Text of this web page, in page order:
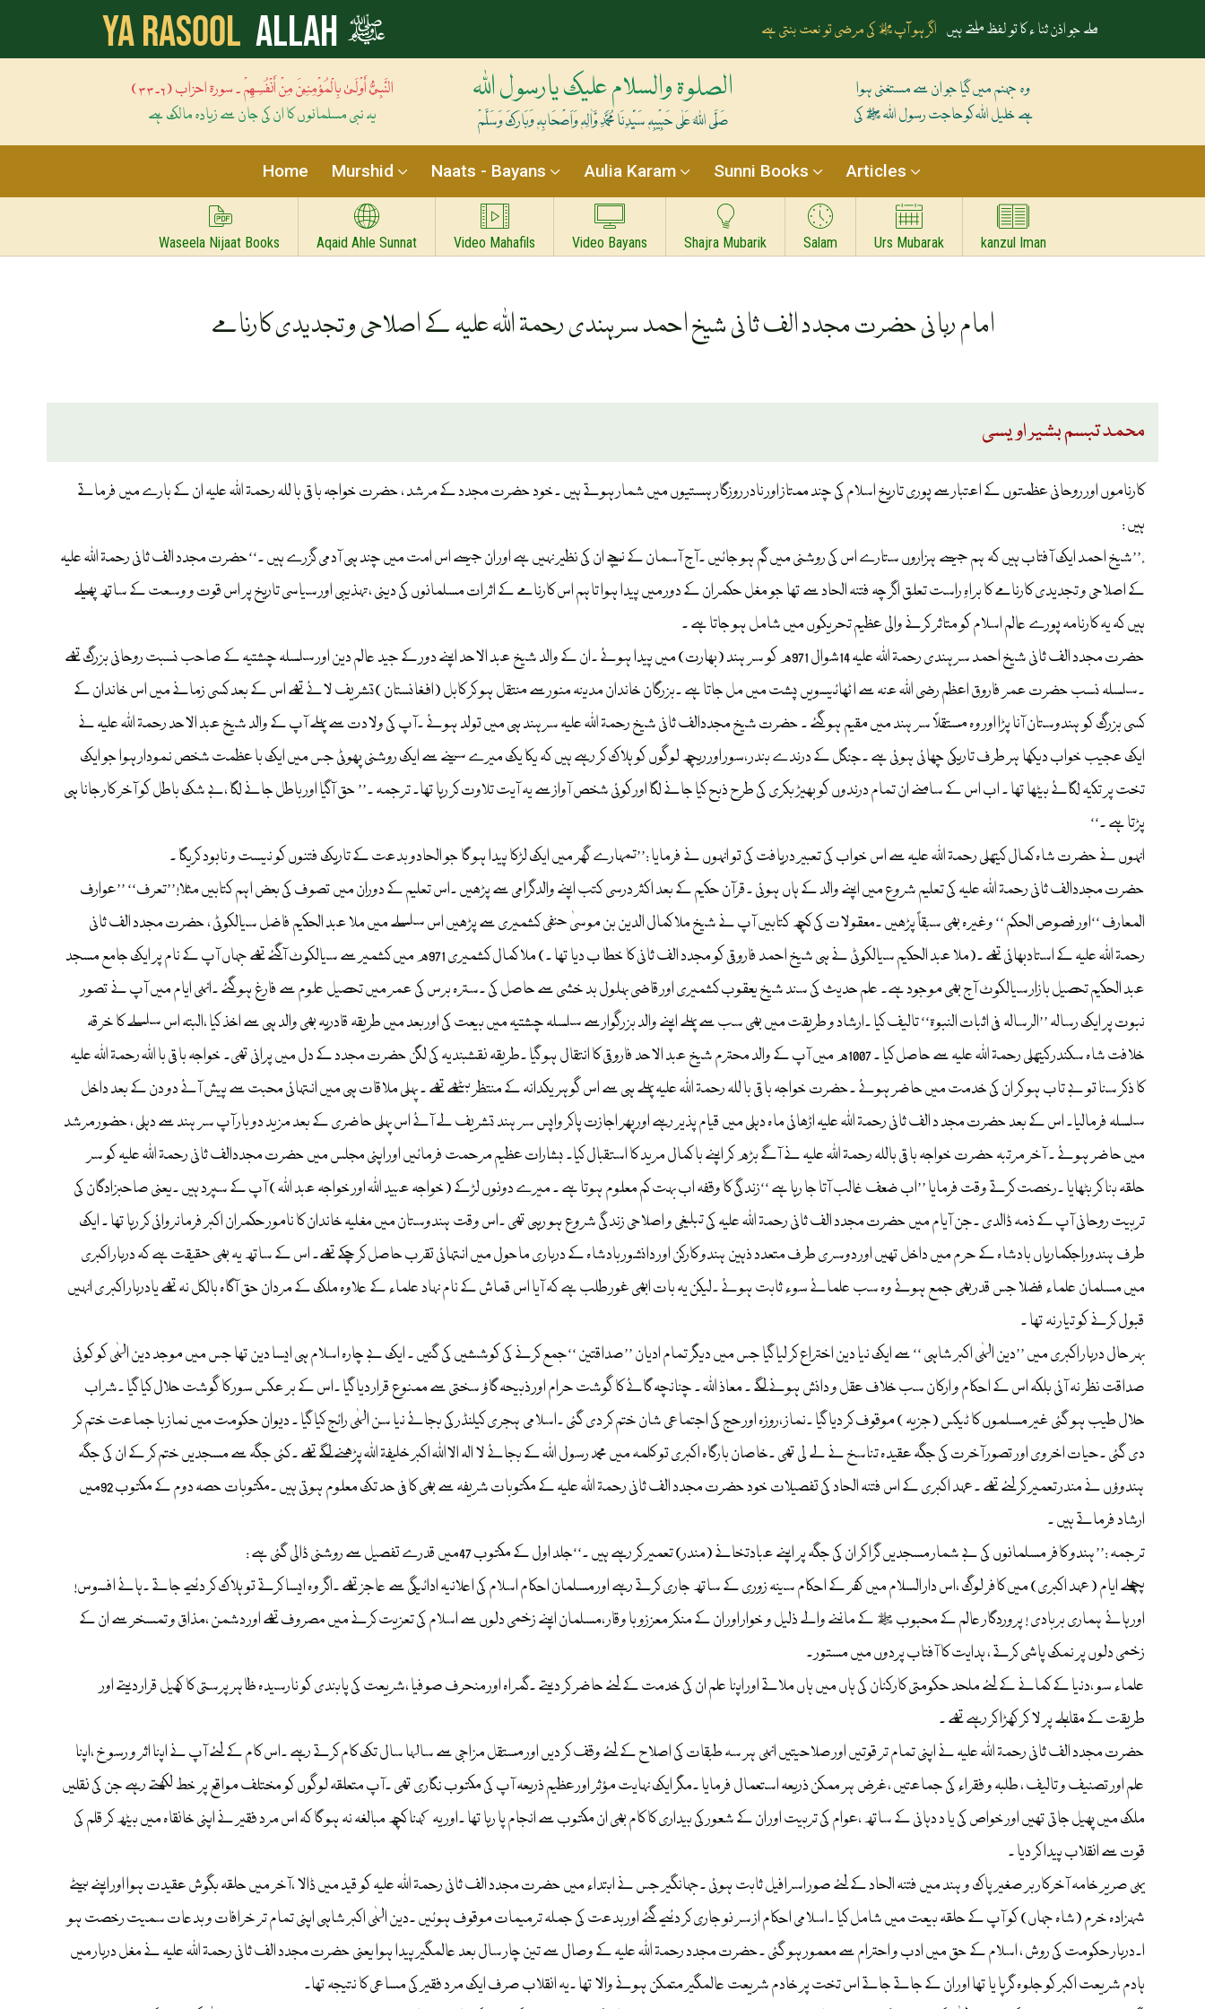
Ya Rasool Allah ﷺ ملے جو اذن ثنا ء کا تو لفظ ملتے ہیں اگر ہو آپﷺ کی مرضی تو نعت بنتی ہے
النَّبِيُّ أَوْلَىٰ بِالْمُؤْمِنِينَ مِنْ أَنْفُسِهِمْ ۔ سورۃ احزاب (۶۔۳۳)
یہ نبی مسلمانوں کا ان کی جان سے زیادہ مالک ہے
الصلوۃ والسلام علیک یارسول اللہ
صَلَّی اللہُ عَلٰی حَبِیْبِہٖ سَیِّدِنَا مُحَمَّدِ وَّاٰلِہٖ وَاَصْحَابِہٖ وَبَارَکَ وَسَلَّمْ
وہ جہنم میں گیا جو ان سے مستغنی ہوا
ہے خلیل اللہ کوحاجت رسول اللہ ﷺ کی
Home Murshid Naats - Bayans Aulia Karam Sunni Books Articles
Waseela Nijaat Books Aqaid Ahle Sunnat Video Mahafils Video Bayans Shajra Mubarik Salam Urs Mubarak kanzul Iman
امام ربانی حضرت مجدد الف ثانی شیخ احمد سرہندی رحمۃ اللہ علیہ کے اصلاحی و تجدیدی کارنامے
محمد تبسم بشیر اویسی
کارناموں اور روحانی عظمتوں کے اعتبار سے پوری تاریخ اسلام کی چند ممتاز اور نادر روزگار ہستیوں میں شمار ہوتے ہیں ۔خود حضرت مجدد کے مرشد ، حضرت خواجہ باقی با للہ رحمۃ اللہ علیہ ان کے بارے میں فرماتے
ہیں :
.’’شیخ احمد ایک آفتاب ہیں کہ ہم جیسے ہزاروں ستارے اس کی روشنی میں گم ہو جائیں ۔آج آسمان کے نیچے ان کی نظیر نہیں ہے اور ان جیسے اس امت میں چند ہی آدمی گزرے ہیں ۔‘‘حضرت مجدد الف ثانی رحمۃ اللہ علیہ
کے اصلاحی و تجدیدی کارنامے کا براہِ راست تعلق اگر چہ فتنہ الحاد سے تھا جو مغل حکمران کے دور میں پیدا ہوا تاہم اس کارنامے کے اثرات مسلمانوں کی دینی ، تہذیبی اور سیاسی تاریخ پر اس قوت و وسعت کے ساتھ پھیلے
ہیں کہ یہ کارنامہ پورے عالم اسلام کو متاثر کرنے والی عظیم تحریکوں میں شامل ہو جاتا ہے ۔
حضرت مجدد الف ثانی شیخ احمد سرہندی رحمۃ اللہ علیہ 14شوال 971ھ کو سر ہند (بھارت) میں پیدا ہوئے ۔ان کے والد شیخ عبد الاحد اپنے دور کے جید عالم دین اور سلسلہ چشتیہ کے صاحب نسبت روحانی بزرگ تھے
۔سلسلہ نسب حضرت عمر فاروق اعظم رضی اللہ عنہ سے اٹھائیسویں پشت میں مل جاتا ہے ۔بزرگان خاندان مدینہ منور سے منتقل ہو کر کابل (افغانستان )تشریف لائے تھے اس کے بعد کسی زمانے میں اس خاندان کے
کسی بزرگ کو ہندوستان آنا پڑا اور وہ مستقلاً سر ہند میں مقیم ہو گئے ۔ حضرت شیخ مجددالف ثانی شیخ رحمۃ اللہ علیہ سرہند ہی میں تولد ہوئے ۔آپ کی ولادت سے پہلے آپ کے والد شیخ عبد الاحد رحمۃ اللہ علیہ نے
ایک عجیب خواب دیکھا ہر طرف تاریکی چھائی ہوئی ہے ۔جنگل کے درندے بندر ،سور اور ریچھ لوگوں کو ہلاک کر رہے ہیں کہ یکا یک میرے سینے سے ایک روشنی پھوٹی جس میں ایک با عظمت شخص نمودار ہوا جو ایک
تخت پر تکیہ لگائے بیٹھا تھا ۔ اب اس کے سامنے ان تمام درندوں کو بھیڑ بکری کی طرح ذبح کیا جانے لگا اور کوئی شخص آواز سے یہ آیت تلاوت کر رہا تھا۔ ترجمہ ۔’’ حق آگیا اور باطل جانے لگا ،بے شک باطل کو آخر کار جانا ہی
پڑتا ہے ۔‘‘
انہوں نے حضرت شاہ کمال کیتھلی رحمۃ اللہ علیہ سے اس خواب کی تعبیر دریافت کی تو انہوں نے فرمایا :’’تمہارے گھر میں ایک لڑکا پیدا ہو گا جو الحادو بدعت کے تاریک فتنوں کو نیست و نابود کریگا ۔
حضرت مجددالف ثانی رحمۃ اللہ علیہ کی تعلیم شروع میں اپنے والد کے ہاں ہوئی ۔قرآن حکیم کے بعد اکثر درسی کتب اپنے والدگرامی سے پڑھیں ۔اس تعلیم کے دوران میں تصوف کی بعض اہم کتابیں مثلا!’’تعرف‘‘ ’’عوارف
المعارف ‘‘اور فصوص الحکم ‘‘ وغیرہ بھی سبقاً پڑھیں ۔معقولات کی کچھ کتابیں آپ نے شیخ ملا کمال الدین بن موسیٰ حنفی کشمیری سے پڑھیں اس سلسلے میں ملا عبد الحکیم فاضل سیالکوٹی ، حضرت مجدد الف ثانی
رحمۃ اللہ علیہ کے استادبھائی تھے ۔(ملا عبد الحکیم سیالکوٹی نے ہی شیخ احمد فاروقی کو مجدد الف ثانی کا خطا ب دیا تھا ۔) ملا کمال کشمیری 971ھ میں کشمیر سے سیالکوٹ آگئے تھے جہاں آپ کے نام پر ایک جامع مسجد
عبد الحکیم تحصیل بازار سیالکوٹ آج بھی موجود ہے۔ علم حدیث کی سند شیخ یعقوب کشمیری اور قاضی بہلول بد خشی سے حاصل کی ۔سترہ برس کی عمر میں تحصیل علوم سے فارغ ہو گئے ۔انہی ایام میں آپ نے تصور
نبوت پر ایک رسالہ ’’الرسالہ فی اثبات النبوۃ‘‘ تالیف کیا ۔ارشاد و طریقت میں بھی سب سے پہلے اپنے والد بزرگوار سے سلسلہ چشتیہ میں بیعت کی اور بعد میں طریقہ قادریہ بھی والد ہی سے اخذ کیا ،البتہ اس سلسلے کا خرقہ
خلافت شاہ سکندر کیتھلی رحمۃ اللہ علیہ سے حاصل کیا ۔ 1007ھ میں آپ کے والد محترم شیخ عبد الاحد فاروقی کا انتقال ہو گیا ۔طریقہ نقشبندیہ کی لگن حضرت مجدد کے دل میں پرانی تھی۔ خواجہ باقی با اللہ رحمۃ اللہ علیہ
کا ذکر سنا تو بے تاب ہو کر ان کی خدمت میں حاضر ہوئے ۔حضرت خواجہ باقی با للہ رحمۃ اللہ علیہ پہلے ہی سے اس گوہر یکدانہ کے منتظر بیٹھے تھے ۔ پہلی ملاقات ہی میں انتہائی محبت سے پیش آئے دو دن کے بعد داخل
سلسلہ فرمالیا۔ اس کے بعد حضرت مجد د الف ثانی رحمۃ اللہ علیہ اڑھائی ماہ دہلی میں قیام پذیر رہے اور پھر اجازت پاکر واپس سر ہند تشریف لے آئے اس پہلی حاضری کے بعد مزید دو بار آپ سر ہند سے دہلی ، حضور مرشد
میں حاضر ہوئے ۔ آخر مرتبہ حضرت خواجہ باقی باللہ رحمۃ اللہ علیہ نے آگے بڑھ کر اپنے با کمال مرید کا استقبال کیا۔ بشارات عظیم مرحمت فرمائیں اور اپنی مجلس میں حضرت مجددالف ثانی رحمۃ اللہ علیہ کو سر
حلقہ بنا کر بٹھایا ۔رخصت کرتے وقت فرمایا ’’اب ضعف غالب آتا جا رہا ہے ‘‘زندگی کا وقفہ اب بہت کم معلوم ہوتا ہے ۔ میرے دونوں لڑکے (خواجہ عبید اللہ اور خواجہ عبد اللہ ) آپ کے سپرد ہیں ۔یعنی صاحبزادگان کی
تربیت روحانی آپ کے ذمہ ڈالدی ۔جن آیام میں حضرت مجدد الف ثانی رحمۃ اللہ علیہ کی تبلیغی و اصلاحی زندگی شروع ہو رہی تھی ۔اس وقت ہندوستان میں مغلیہ خاندان کا نامور حکمران اکبر فرمانروائی کر رہا تھا ۔ ایک
طرف ہندوراجکماریاں بادشاہ کے حرم میں داخل تھیں اور دوسری طرف متعدد ذہین ہندو کارکن اور دانشور بادشاہ کے درباری ماحول میں انتہائی تقرب حاصل کر چکے تھے۔ اس کے ساتھ یہ بھی حقیقت ہے کہ دربار اکبری
میں مسلمان علماء فضلا جس قدر بھی جمع ہوئے وہ سب علمائے سوء ثابت ہوئے ۔لیکن یہ بات ابھی غور طلب ہے کہ آیا اس قماش کے نام نہاد علماء کے علاوہ ملک کے مردان حق آگاہ بالکل نہ تھے یادربار اکبر ی انہیں
قبول کرنے کو تیار نہ تھا ۔
بہر حال دربار اکبری میں ’’دین الہٰی اکبر شاہی ‘‘ سے ایک نیا دین اختراع کر لیا گیا جس میں دیگر تمام ادیان ’’صداقتین ‘‘جمع کرنے کی کوششیں کی گئیں ۔ ایک بے چارہ اسلام ہی ایسا دین تھا جس میں موجد دین الہٰی کو کوئی
صداقت نظر نہ آئی بلکہ اس کے احکام و ارکان سب خلاف عقل و دانش ہونے لگے ۔ معاذ اللہ ۔ چنانچہ گائے کا گوشت حرام اور ذبیحہ گاؤ سختی سے ممنوع قرار دیا گیا ۔اس کے بر عکس سور کا گوشت حلال کیا گیا ۔شراب
حلال طیب ہو گئی غیر مسلموں کا ٹیکس (جزیہ ) موقوف کر دیا گیا ۔نماز ،روزہ اور حج کی اجتماعی شان ختم کر دی گئی ۔اسلامی ہجری کیلنڈر کی بجائے نیا سن الہٰی رائج کیا گیا ۔ دیوان حکومت میں نماز با جماعت ختم کر
دی گئی ۔حیات اخروی اور تصور آخرت کی جگہ عقیدہ تناسخ نے لے لی تھی ۔خاصان بارگاہ اکبری تو کلمہ میں محمد رسول اللہ کے بجائے لا الہ الااللہ اکبر خلیفۃ اللہ پڑھنے لگے تھے ۔کئی جگہ سے مسجدیں ختم کر کے ان کی جگہ
ہندوؤں نے مندر تعمیر کر لئے تھے ۔عہد اکبری کے اس فتنہ الحاد کی تفصیلات خود حضرت مجدد الف ثانی رحمۃ اللہ علیہ کے مکتوبات شریفہ سے بھی کافی حد تک معلوم ہوتی ہیں ۔مکتوبات حصہ دوم کے مکتوب 92میں
ارشاد فرماتے ہیں ۔
ترجمہ :’’ہندو کافر مسلمانوں کی بے شمار مسجدیں گرا کر ان کی جگہ پر اپنے عبادتخانے (مندر) تعمیر کر رہے ہیں ۔‘‘جلد اول کے مکتوب 47میں قدرے تفصیل سے روشنی ڈالی گئی ہے :
پچھلے ایام (عہد اکبری) میں کافر لوگ ،اس دار السلام میں کفر کے احکام سینہ زوری کے ساتھ جاری کرتے رہے اور مسلمان احکام اسلام کی اعلانیہ ادائیگی سے عاجز تھے ۔اگر وہ ایسا کرتے تو ہلاک کر دئیے جاتے ۔ہائے افسوس!
اور ہائے ہماری بربادی ! پروردگار عالم کے محبوب ﷺ کے ماننے والے ذلیل و خوار اور ان کے منکر معززو با وقار ،مسلمان اپنے زخمی دلوں سے اسلام کی تعزیت کرنے میں مصروف تھے اور دشمن ،مذاق و تمسخر سے ان کے
زخمی دلوں پر نمک پاشی کرتے ، ہدایت کا آفتاب پردوں میں مستور ۔
علماء سو ،دنیا کے کمانے کے لئے ملحد حکومتی کارکنان کی ہاں میں ہاں ملاتے اور اپنا علم ان کی خدمت کے لئے حاضر کر دیتے ۔گمراہ اور منحرف صوفیا ،شریعت کی پابندی کو نارسیدہ ظاہر پرستی کا کھیل قرار دیتے اور
طریقت کے مقابلے پر لا کر کھڑا کر رہے تھے ۔
حضرت مجدد الف ثانی رحمۃ اللہ علیہ نے اپنی تمام تر قوتیں اور صلاحیتیں انہی ہر سہ طبقات کی اصلاح کے لئے وقف کر دیں اور مستقل مزاجی سے سالہا سال تک کام کرتے رہے ۔اس کام کے لئے آپ نے اپنا اثر و رسو خ ،اپنا
علم اور تصنیف و تالیف ، طلبہ و فقراء کی جماعتیں ،غرض ہر ممکن ذریعہ استعمال فرمایا ۔مگر ایک نہایت مؤثر اور عظیم ذریعہ آپ کی مکتوب نگاری تھی ۔آپ متعلقہ لوگوں کو مختلف مواقع پر خط لکھتے رہے جن کی نقلیں
ملک میں پھیل جاتی تھیں اور خواص کی یا د دہانی کے ساتھ ،عوام کی تربیت اور ان کے شعور کی بیداری کا کام بھی ان مکتوب سے انجام پا رہا تھا ۔اور یہ کہنا کچھ مبالغہ نہ ہو گا کہ اس مرد فقیر نے اپنی خانقاہ میں بیٹھ کر قلم کی
قوت سے انقلاب پیدا کر دیا ۔
یہی صریر خامہ آخرکار بر صغیر پاک و ہند میں فتنہ الحاد کے لئے صور اسرافیل ثابت ہوئی ۔جہانگیر جس نے ابتداء میں حضرت مجدد الف ثانی رحمۃ اللہ علیہ کو قید میں ڈالا ،آخر میں حلقہ بگوش عقیدت ہوا اور اپنے بیٹے
شہزادہ خرم (شاہ جہاں) کو آپ کے حلقہ بیعت میں شامل کیا ۔اسلامی احکام از سر نو جاری کر دئیے گئے اور بدعت کی جملہ ترمیمات موقوف ہوئیں ۔دین الہٰی اکبر شاہی اپنی تمام تر خرافات و بدعات سمیت رخصت ہو
ا۔دربار حکومت کی روش ، اسلام کے حق میں ادب و احترام سے معمور ہو گئی ۔حضرت مجدد رحمۃ اللہ علیہ کے وصال سے تین چار سال بعد عالمگیر پیدا ہوا یعنی حضرت مجدد الف ثانی رحمۃ اللہ علیہ نے مغل دربار میں
ہادم شریعت اکبر کو جلوہ گرپا یا تھا اور ان کے جاتے جاتے اس تخت پر خادم شریعت عالمگیر متمکن ہونے والا تھا ۔یہ انقلاب صرف ایک مرد فقیر کی مساعی کا نتیجہ تھا۔